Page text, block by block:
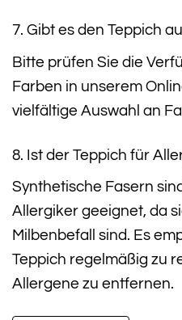
7. Gibt es den Teppich
Bitte prüfen Sie die
Farben in unserem
vielfältige Auswahl an
8. Ist der Teppich für
Synthetische Fasern
Allergiker geeignet, da
Milbenbefall sind. Es
Teppich regelmäßig zu
Allergene zu entfernen.